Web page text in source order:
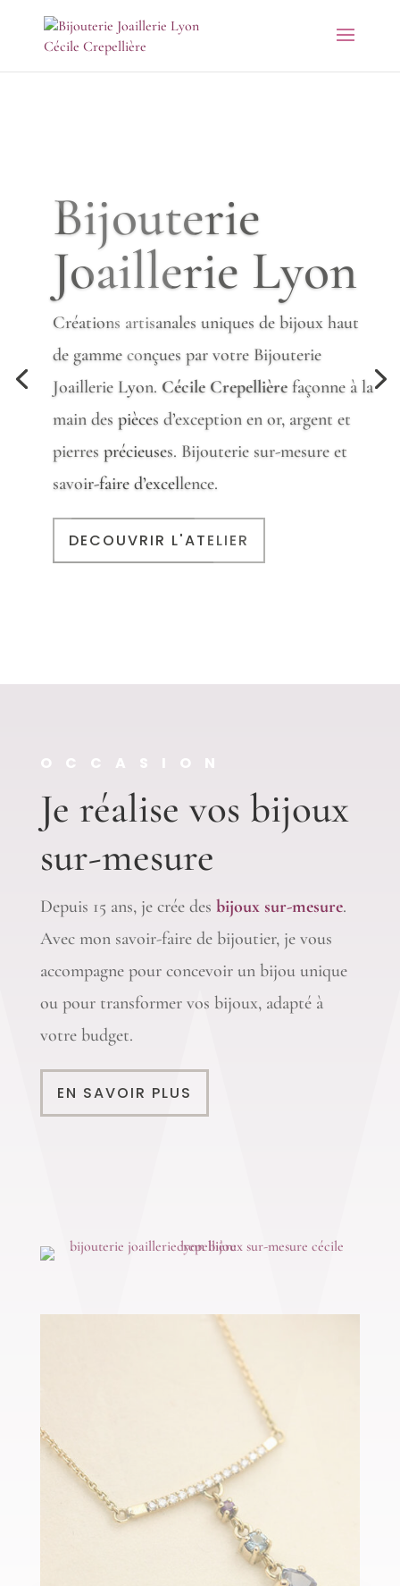
Bijouterie
Joaillerie Lyon
Créations artisanales uniques de bijoux haut
de gamme conçues par votre Bijouterie
Joaillerie Lyon. Cécile Crepellièrefaçonne à la
main des pièces d’exception en or, argent et
pierres précieuses. Bijouterie sur-mesure et
savoir-faire d’excellence.
DECOUVRIR L'ATELIER
OCCASION
Je réalise vos bijoux
sur-mesure
Depuis 15 ans, je crée des bijoux sur-mesure.
Avec mon savoir-faire de bijoutier, je vous
accompagne pour concevoir un bijou unique
ou pour transformer vos bijoux, adapté à
votre budget.
EN SAVOIR PLUS